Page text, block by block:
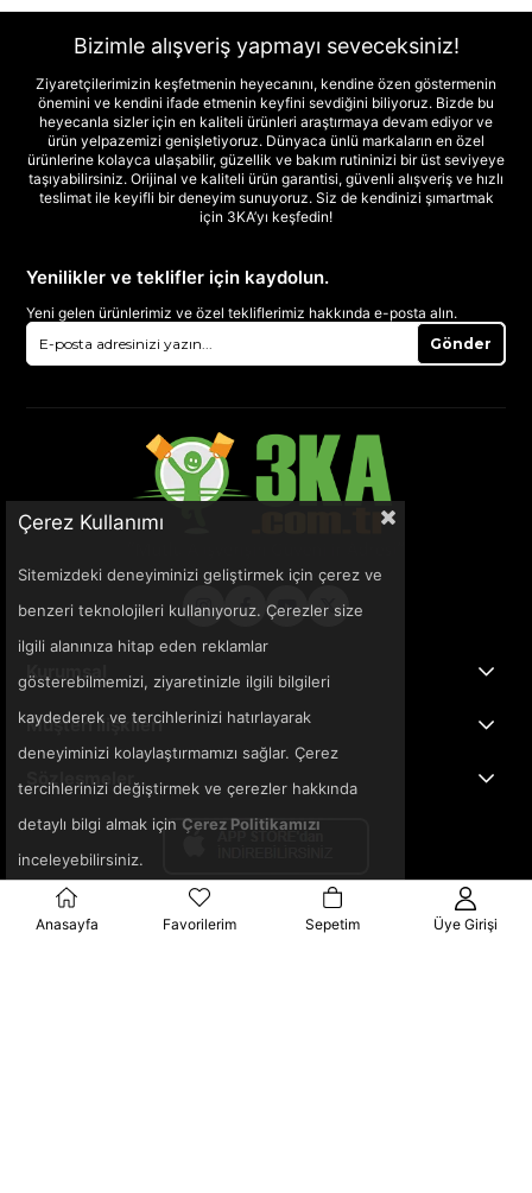
Bizimle alışveriş yapmayı seveceksiniz!
Ziyaretçilerimizin keşfetmenin heyecanını, kendine özen göstermenin
önemini ve kendini ifade etmenin keyfini sevdiğini biliyoruz. Bizde bu
heyecanla sizler için en kaliteli ürünleri araştırmaya devam ediyor ve
ürün yelpazemizi genişletiyoruz. Dünyaca ünlü markaların en özel
ürünlerine kolayca ulaşabilir, güzellik ve bakım rutininizi bir üst seviyeye
taşıyabilirsiniz. Orijinal ve kaliteli ürün garantisi, güvenli alışveriş ve hızlı
teslimat ile keyifli bir deneyim sunuyoruz. Siz de kendinizi şımartmak
için 3KA’yı keşfedin!
Yenilikler ve teklifler için kaydolun.
Yeni gelen ürünlerimiz ve özel tekliflerimiz hakkında e-posta alın.
Gönder
Kurumsal
Müşteri İlişkileri
Sözleşmeler
Çerez Kullanımı
Sitemizdeki deneyiminizi geliştirmek için çerez ve
benzeri teknolojileri kullanıyoruz. Çerezler size
ilgili alanınıza hitap eden reklamlar
gösterebilmemizi, ziyaretinizle ilgili bilgileri
kaydederek ve tercihlerinizi hatırlayarak
deneyiminizi kolaylaştırmamızı sağlar. Çerez
tercihlerinizi değiştirmek ve çerezler hakkında
detaylı bilgi almak için Çerez Politikamızı
inceleyebilirsiniz.
Anasayfa Favorilerim Sepetim Üye Girişi